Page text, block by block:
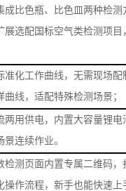
成比色瓶、比色皿两种检
展选配国标空气类检测项
准化工作曲线，无需现场
曲线，适配特殊检测场景 ；
两用供电，内置大容量锂电
景连续作业。
检测页面内置专属二维码
操作流程，新手也能快速上